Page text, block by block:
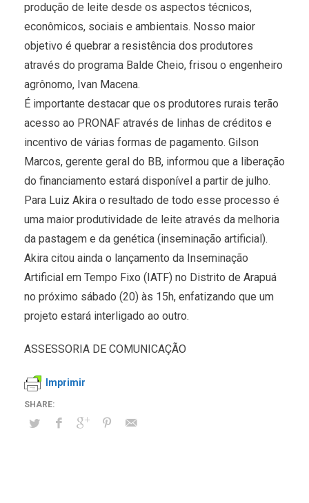
produção de leite desde os aspectos técnicos,
econômicos, sociais e ambientais. Nosso maior
objetivo é quebrar a resistência dos produtores
através do programa Balde Cheio, frisou o engenheiro
agrônomo, Ivan Macena.
É importante destacar que os produtores rurais terão
acesso ao PRONAF através de linhas de créditos e
incentivo de várias formas de pagamento. Gilson
Marcos, gerente geral do BB, informou que a liberação
do financiamento estará disponível a partir de julho.
Para Luiz Akira o resultado de todo esse processo é
uma maior produtividade de leite através da melhoria
da pastagem e da genética (inseminação artificial).
Akira citou ainda o lançamento da Inseminação
Artificial em Tempo Fixo (IATF) no Distrito de Arapuá
no próximo sábado (20) às 15h, enfatizando que um
projeto estará interligado ao outro.
ASSESSORIA DE COMUNICAÇÃO
Imprimir